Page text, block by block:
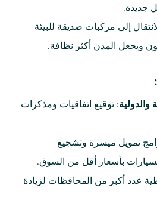
جديدة.
إلى مركبات صديقة للبيئة
ويجعل المدن أكثر نظافة.
: توقيع اتفاقيات ومذكرات
تمويل ميسرة وتشجيع
بأسعار أقل من السوق.
عدد أكبر من المحافظات لزيادة